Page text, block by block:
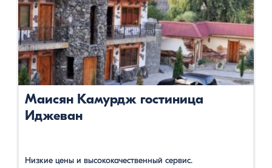
Маисян Камурдж гостиница
Иджеван
Низкие цены и высококачественный сервис.